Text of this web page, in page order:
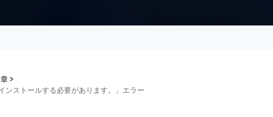
>
ンストールする必要があります。」エラー